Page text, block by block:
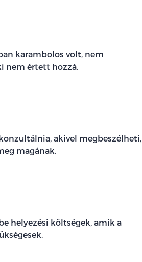
karambolos volt, nem
nem értett hozzá.
akivel megbeszélheti,
magának.
helyezési költségek, amik a